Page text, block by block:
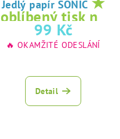
Jedlý papír SONIC
oblíbený tisk na
jedlý papír
99 Kč
🔥 OKAMŽITÉ ODESLÁNÍ
Detail